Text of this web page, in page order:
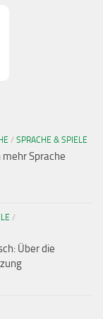
/ SPRACHE & SPIELE
Sprache
/
Über die